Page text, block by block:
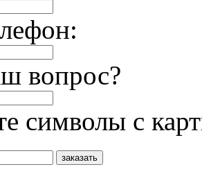
вопрос?
символы с